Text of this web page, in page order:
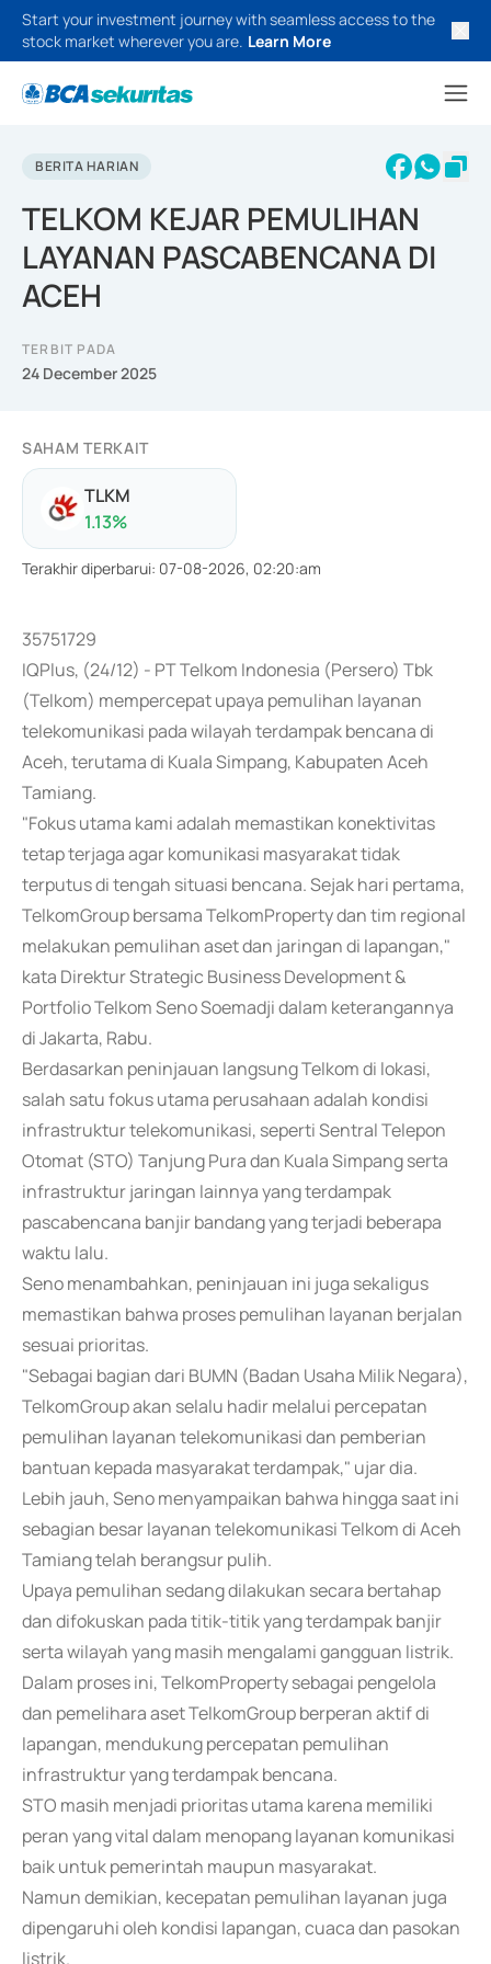
Start your investment journey with seamless access to the
stock market wherever you are. Learn More
BERITA HARIAN
TELKOM KEJAR PEMULIHAN
LAYANAN PASCABENCANA DI
ACEH
TERBIT PADA
24 December 2025
SAHAM TERKAIT
TLKM
1.13%
Terakhir diperbarui: 07-08-2026, 02:20:am
35751729
IQPlus, (24/12) - PT Telkom Indonesia (Persero) Tbk
(Telkom) mempercepat upaya pemulihan layanan
telekomunikasi pada wilayah terdampak bencana di
Aceh, terutama di Kuala Simpang, Kabupaten Aceh
Tamiang.
"Fokus utama kami adalah memastikan konektivitas
tetap terjaga agar komunikasi masyarakat tidak
terputus di tengah situasi bencana. Sejak hari pertama,
TelkomGroup bersama TelkomProperty dan tim regional
melakukan pemulihan aset dan jaringan di lapangan,"
kata Direktur Strategic Business Development &
Portfolio Telkom Seno Soemadji dalam keterangannya
di Jakarta, Rabu.
Berdasarkan peninjauan langsung Telkom di lokasi,
salah satu fokus utama perusahaan adalah kondisi
infrastruktur telekomunikasi, seperti Sentral Telepon
Otomat (STO) Tanjung Pura dan Kuala Simpang serta
infrastruktur jaringan lainnya yang terdampak
pascabencana banjir bandang yang terjadi beberapa
waktu lalu.
Seno menambahkan, peninjauan ini juga sekaligus
memastikan bahwa proses pemulihan layanan berjalan
sesuai prioritas.
"Sebagai bagian dari BUMN (Badan Usaha Milik Negara),
TelkomGroup akan selalu hadir melalui percepatan
pemulihan layanan telekomunikasi dan pemberian
bantuan kepada masyarakat terdampak," ujar dia.
Lebih jauh, Seno menyampaikan bahwa hingga saat ini
sebagian besar layanan telekomunikasi Telkom di Aceh
Tamiang telah berangsur pulih.
Upaya pemulihan sedang dilakukan secara bertahap
dan difokuskan pada titik-titik yang terdampak banjir
serta wilayah yang masih mengalami gangguan listrik.
Dalam proses ini, TelkomProperty sebagai pengelola
dan pemelihara aset TelkomGroup berperan aktif di
lapangan, mendukung percepatan pemulihan
infrastruktur yang terdampak bencana.
STO masih menjadi prioritas utama karena memiliki
peran yang vital dalam menopang layanan komunikasi
baik untuk pemerintah maupun masyarakat.
Namun demikian, kecepatan pemulihan layanan juga
dipengaruhi oleh kondisi lapangan, cuaca dan pasokan
listrik.